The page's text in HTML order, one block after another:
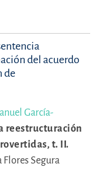
del acuerdo
de
García-
reestructuración
t. II.
Flores Segura